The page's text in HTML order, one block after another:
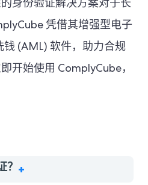
身份验证解决方案对于长
凭借其增强型电子
钱 (AML) 软件，助力合规
开始使用 ComplyCube，